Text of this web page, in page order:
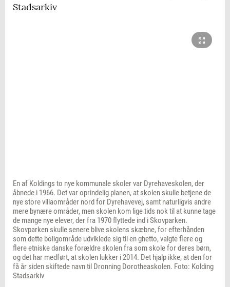
Stadsarkiv
En af Koldings to nye kommunale skoler var Dyrehaveskolen, der
åbnede i 1966. Det var oprindelig planen, at skolen skulle betjene de
nye store villaområder nord for Dyrehavevej, samt naturligvis andre
mere bynære områder, men skolen kom lige tids nok til at kunne tage
de mange nye elever, der fra 1970 flyttede ind i Skovparken.
Skovparken skulle senere blive skolens skæbne, for efterhånden
som dette boligområde udviklede sig til en ghetto, valgte flere og
flere etniske danske forældre skolen fra som skole for deres børn,
og det har medført, at skolen lukker i 2014. Det hjalp ikke, at den for
få år siden skiftede navn til Dronning Dorotheaskolen. Foto: Kolding
Stadsarkiv